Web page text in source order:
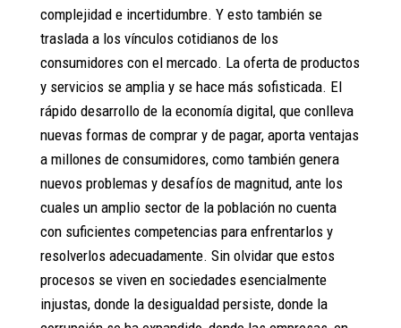
complejidad e incertidumbre. Y esto también se
traslada a los vínculos cotidianos de los
consumidores con el mercado. La oferta de productos
y servicios se amplia y se hace más sofisticada. El
rápido desarrollo de la economía digital, que conlleva
nuevas formas de comprar y de pagar, aporta ventajas
a millones de consumidores, como también genera
nuevos problemas y desafíos de magnitud, ante los
cuales un amplio sector de la población no cuenta
con suficientes competencias para enfrentarlos y
resolverlos adecuadamente. Sin olvidar que estos
procesos se viven en sociedades esencialmente
injustas, donde la desigualdad persiste, donde la